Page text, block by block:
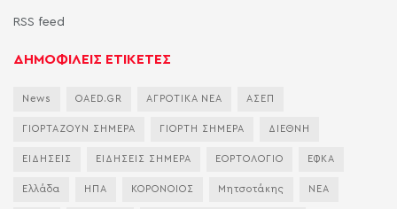
RSS feed
ΔΗΜΟΦΙΛΕΙΣ ΕΤΙΚΕΤΕΣ
News OAED.GR ΑΓΡΟΤΙΚΑ ΝΕΑ ΑΣΕΠ
ΓΙΟΡΤΑΖΟΥΝ ΣΗΜΕΡΑ ΓΙΟΡΤΗ ΣΗΜΕΡΑ ΔΙΕΘΝΗ
ΕΙΔΗΣΕΙΣ ΕΙΔΗΣΕΙΣ ΣΗΜΕΡΑ ΕΟΡΤΟΛΟΓΙΟ ΕΦΚΑ
Ελλάδα ΗΠΑ ΚΟΡΟΝΟΙΟΣ Μητσοτάκης ΝΕΑ